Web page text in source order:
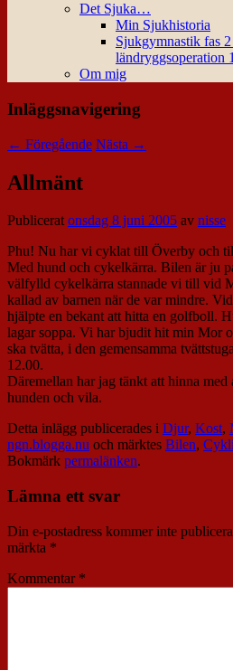
Det Sjuka…
Min Sjukhistoria
Sjukgymnastik fas
ländryggsoperation
Om mig
Inläggsnavigering
← Föregående Nästa →
Allmänt
Publiceratonsdag 8 juni 2005 av nisse
Phu! Nu har vi cyklat till Överby och
Med hund och cykelkärra. Bilen är ju
välfylld cykelkärra stannade vi till vid
kallad av barnen när de var mindre.
hjälpte en bekant att hitta en golfboll.
lagar soppa. Vi har bjudit hit min Mor
ska tvätta, i den gemensamma
12.00.
Däremellan har jag tänkt att hinna med
hunden och vila.
Detta inlägg publicerades i Djur, Kost,
ngn.blogga.nu och märktes Bilen,
Bokmärk permalänken.
Lämna ett svar
Din e-postadress kommer inte
märkta *
Kommentar *